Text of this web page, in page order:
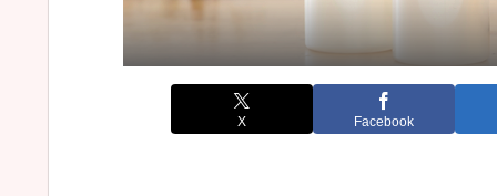
X Facebook